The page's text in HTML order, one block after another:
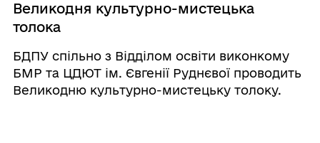
Великодня культурно-мистецька
толока
БДПУ спільно з Відділом освіти виконкому
БМР та ЦДЮТ ім. Євгенії Руднєвої проводить
Великодню культурно-мистецьку толоку.